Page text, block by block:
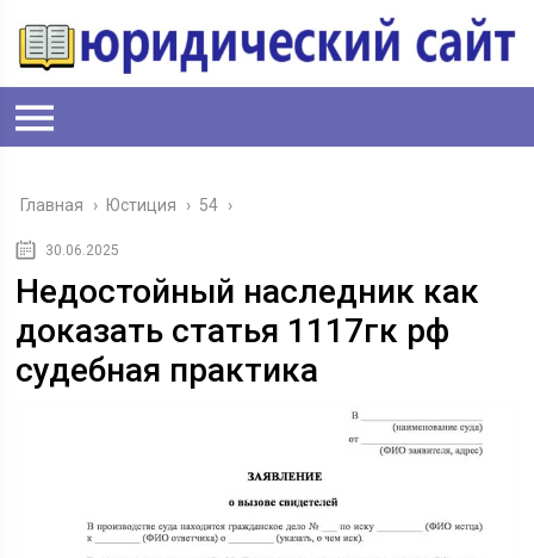
Главная › Юстиция › 54 ›
30.06.2025
Недостойный наследник как
доказать статья 1117гк рф
судебная практика